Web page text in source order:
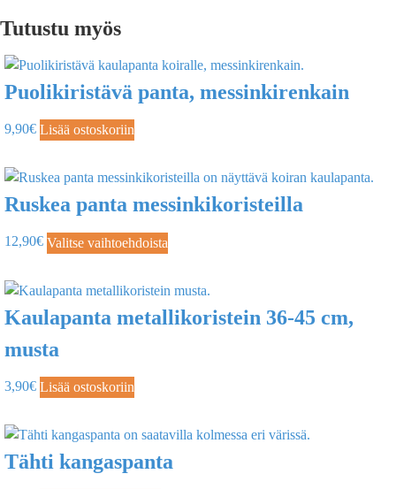
Tutustu myös
Puolikiristävä panta, messinkirenkain
9,90€ Lisää ostoskoriin
Ruskea panta messinkikoristeilla
12,90€ Valitse vaihtoehdoista
Kaulapanta metallikoristein 36-45 cm,
musta
3,90€ Lisää ostoskoriin
Tähti kangaspanta